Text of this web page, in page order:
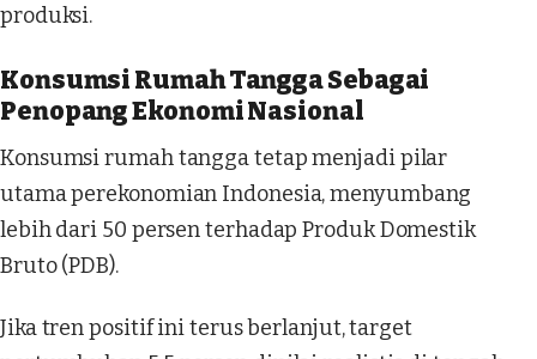
produksi.
Konsumsi Rumah Tangga Sebagai
Penopang Ekonomi Nasional
Konsumsi rumah tangga tetap menjadi pilar
utama perekonomian Indonesia, menyumbang
lebih dari 50 persen terhadap Produk Domestik
Bruto (PDB).
Jika tren positif ini terus berlanjut, target